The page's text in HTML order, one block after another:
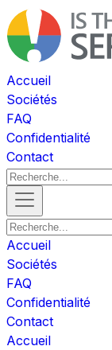
Accueil
Sociétés
FAQ
Confidentialité
Contact
Accueil
Sociétés
FAQ
Confidentialité
Contact
Accueil